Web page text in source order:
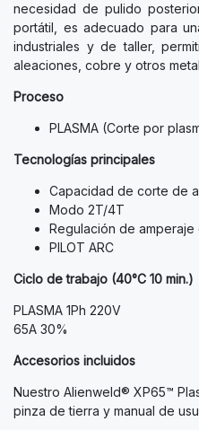
necesidad de pulido
portátil, es adecuado para
industriales y de taller,
aleaciones, cobre y otros
Proceso
PLASMA (Corte por
Tecnologías principales
Capacidad de corte de
Modo 2T/4T
Regulación de amperaje
PILOT ARC
Ciclo de trabajo (40°C 10 min.)
PLASMA 1Ph 220V
65A 30%
Accesorios incluidos
Nuestro Alienweld® XP65™
pinza de tierra y manual de